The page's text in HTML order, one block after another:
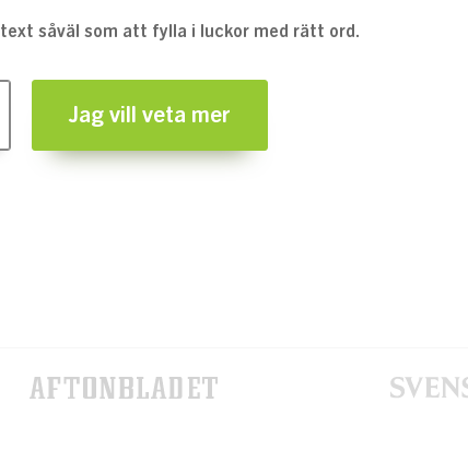
såväl som att fylla i luckor med rätt ord.
Jag vill veta mer